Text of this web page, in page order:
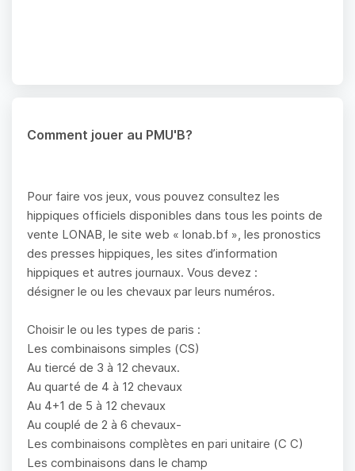
Comment jouer au PMU'B?
Pour faire vos jeux, vous pouvez consultez les
hippiques officiels disponibles dans tous les points de
vente LONAB, le site web « lonab.bf », les pronostics
des presses hippiques, les sites d’information
hippiques et autres journaux. Vous devez :
désigner le ou les chevaux par leurs numéros.
Choisir le ou les types de paris :
Les combinaisons simples (CS)
Au tiercé de 3 à 12 chevaux.
Au quarté de 4 à 12 chevaux
Au 4+1 de 5 à 12 chevaux
Au couplé de 2 à 6 chevaux-
Les combinaisons complètes en pari unitaire (C C)
Les combinaisons dans le champ